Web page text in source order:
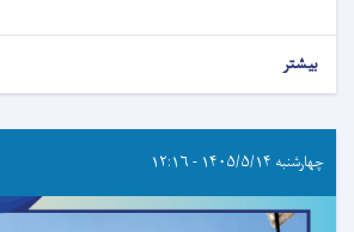
بیشتر
چهارشنبه ۱۴۰۵/۵/۱۴ - ۱۲:۱۶